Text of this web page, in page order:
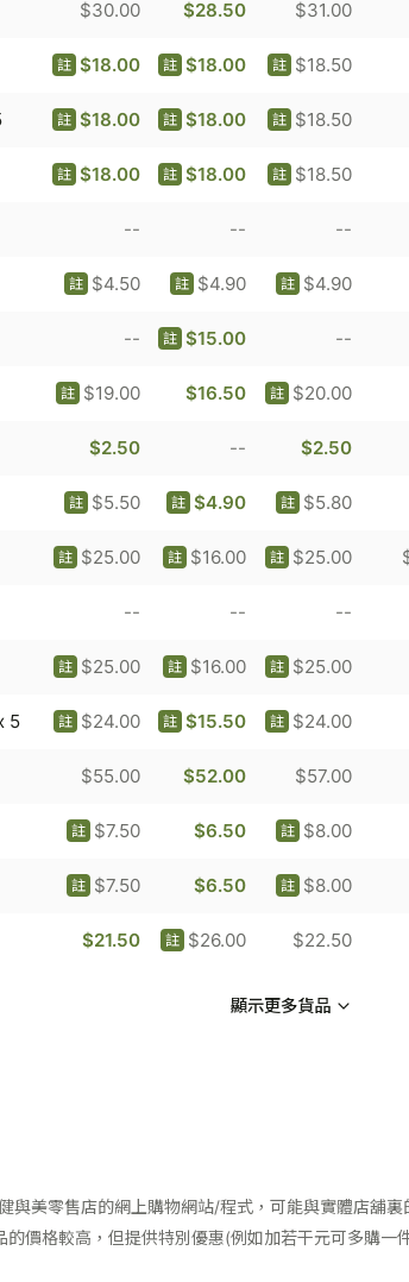
$30.00 $28.50 $31.00
$18.00
註 $18.00
註 $18.50
註
$18.00
註 $18.00
註 $18.50
註
$18.00
註 $18.00
註 $18.50
註
-- -- --
$4.50
註 $4.90
註 $4.90
註
-- $15.00
註 --
$19.00
註 $16.50 $20.00
註
$2.50 -- $2.50
$5.50
註 $4.90
註 $5.80
註
$25.00
註 $16.00
註 $25.00
註
-- -- --
$25.00
註 $16.00
註 $25.00
註
5 $24.00
註 $15.50
註 $24.00
註
$55.00 $52.00 $57.00
$7.50
註 $6.50 $8.00
註
$7.50
註 $6.50 $8.00
註
$21.50 $26.00
註 $22.50
顯示更多貨品
美零售店的網上購物網站/程式，可能與實體店舖裏
價格較高，但提供特別優惠(例如加若干元可多購一